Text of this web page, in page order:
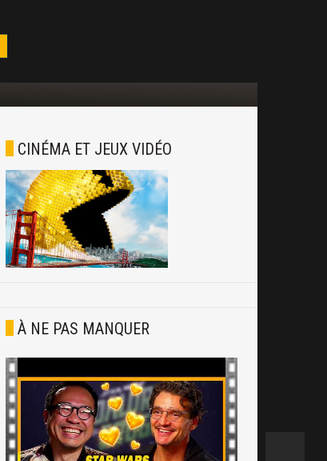
CINÉMA ET JEUX VIDÉO
À NE PAS MANQUER